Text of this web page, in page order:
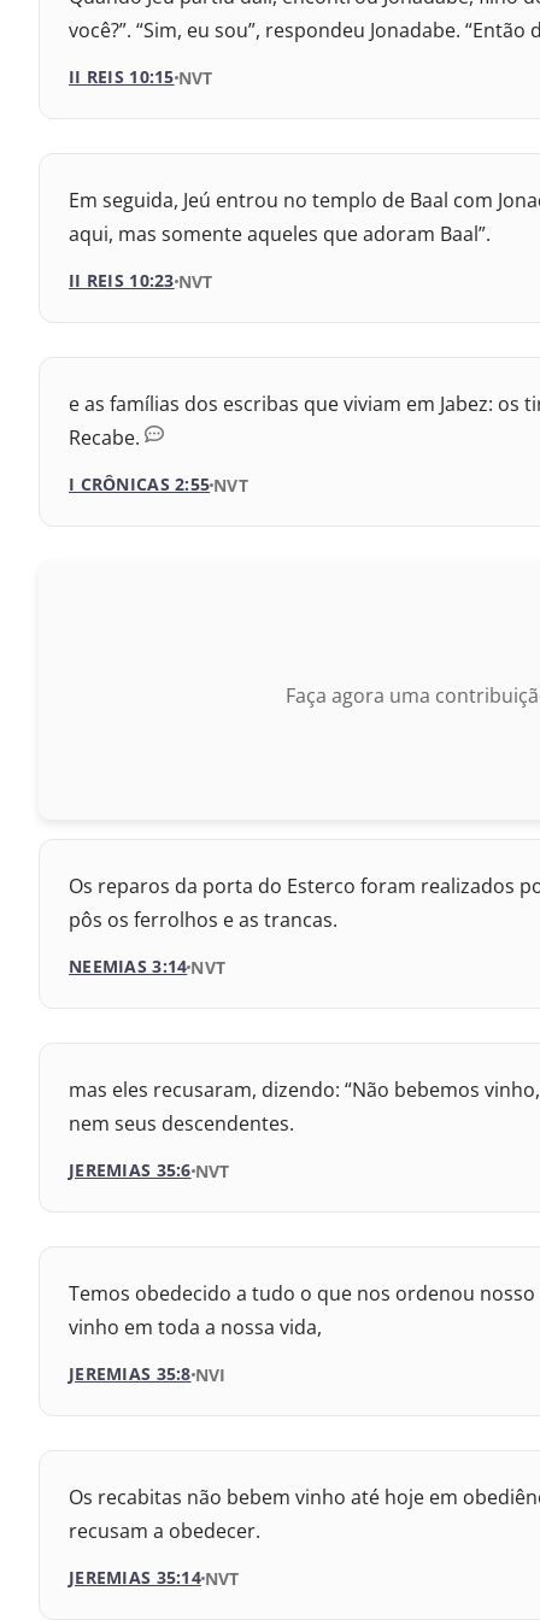
1993 – Almeida Revisada e Atualizada
1993 – Almeida Revisada e Atualizada
você?”. “Sim, eu sou”, respondeu Jonadabe.
II REIS 10:15 VERSÃO DA BÍBLIA
NVT
Nova Versão Internacional
2009 – Almeida Revisada e Corrigida
1969 – Almeida Revisada e Corrigida
1993 – Almeida Revisada e Atualizada
Em seguida, Jeú entrou no templo de Baal com
aqui, mas somente aqueles que adoram Baal”.
II REIS 10:23 VERSÃO DA BÍBLIA
NVT
Nova Versão Internacional
2009 – Almeida Revisada e Corrigida
e as famílias dos escribas que viviam em Jabez:
Recabe.
I CRÔNICAS 2:55 VERSÃO DA BÍBLIA
NVT
Faça agora uma
Os reparos da porta do Esterco foram realizados
pôs os ferrolhos e as trancas.
NEEMIAS 3:14 VERSÃO DA BÍBLIA
NVT
Nova Versão Internacional
2009 – Almeida Revisada e Corrigida
1969 – Almeida Revisada e Corrigida
1993 – Almeida Revisada e Atualizada
mas eles recusaram, dizendo: “Não bebemos
nem seus descendentes.
JEREMIAS 35:6 VERSÃO DA BÍBLIA
NVT
Nova Versão Internacional
1969 – Almeida Revisada e Corrigida
1993 – Almeida Revisada e Atualizada
Temos obedecido a tudo o que nos ordenou
vinho em toda a nossa vida,
JEREMIAS 35:8 VERSÃO DA BÍBLIA
NVI
Nova Versão Transformadora
2009 – Almeida Revisada e Corrigida
Os recabitas não bebem vinho até hoje em
recusam a obedecer.
JEREMIAS 35:14 VERSÃO DA BÍBLIA
NVT